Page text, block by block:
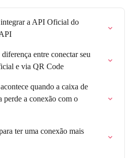
a API Oficial do
entre conectar seu
e via QR Code
quando a caixa de
perde a conexão com o
ter uma conexão mais